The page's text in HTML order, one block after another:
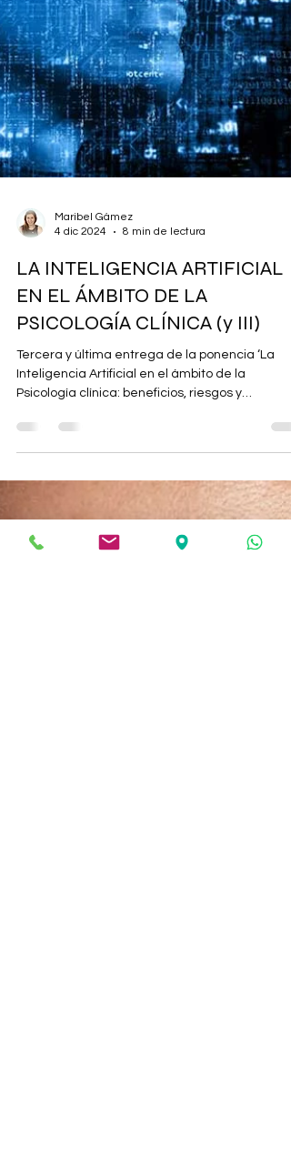
Maribel Gámez
4 dic 2024
8 min de lectura
LA INTELIGENCIA ARTIFICIAL
EN EL ÁMBITO DE LA
PSICOLOGÍA CLÍNICA (y III)